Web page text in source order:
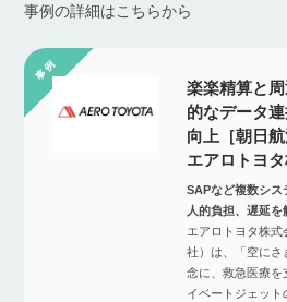
事例の詳細はこちらから
楽楽精算と
的なデータ
向上［朝日
エアロトヨタ
SAPなど複数シス
人的負担、遅延を
エアロトヨタ株
社）は、「空にさ
念に、救急医療を
イベートジェット